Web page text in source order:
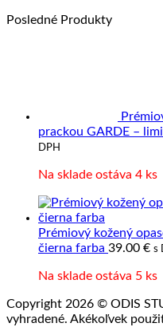
Posledné Produkty
prackou GARDE –
DPH
Na sklade ostáva 4 ks
Prémiový kožený
čierna farba 39.00 € s
Na sklade ostáva 5 ks
Copyright 2026 © ODIS
vyhradené. Akékoľvek